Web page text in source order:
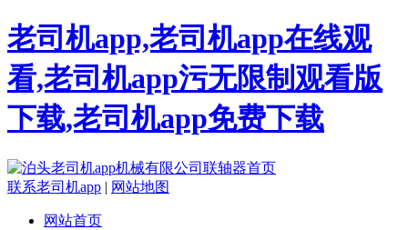
老司机app,老司机app在线观
看,老司机app污无限制观看版
下载,老司机app免费下载
联系老司机app | 网站地图
网站首页